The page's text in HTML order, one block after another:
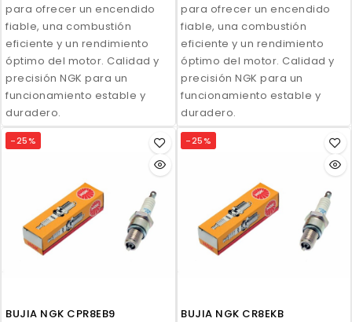
para ofrecer un encendido
fiable, una combustión
eficiente y un rendimiento
óptimo del motor. Calidad y
precisión NGK para un
funcionamiento estable y
duradero.
para ofrecer un encendido
fiable, una combustión
eficiente y un rendimiento
óptimo del motor. Calidad y
precisión NGK para un
funcionamiento estable y
duradero.
-25%
BUJIA NGK CPR8EB9
-25%
BUJIA NGK CR8EKB